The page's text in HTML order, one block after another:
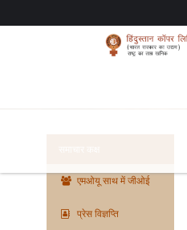
एमओयू साथ में जीओई
प्रेस विज्ञप्ति